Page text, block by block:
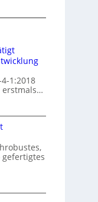
1:2018
erstmals…
gefertigtes